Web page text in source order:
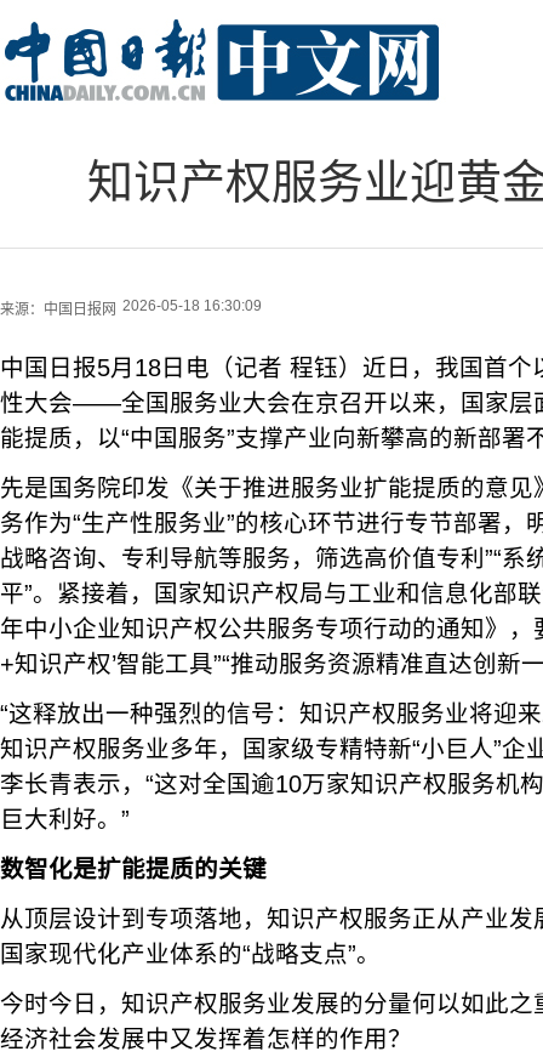
知识产权服务业迎黄
来源： 中国日报网 2026-05-18 16:30:09
中国日报5月18日电（记者 程钰）近日，我国首个
性大会——全国服务业大会在京召开以来，国家层
能提质，以“中国服务”支撑产业向新攀高的新部署
先是国务院印发《关于推进服务业扩能提质的意
务作为“生产性服务业”的核心环节进行专节部署，
战略咨询、专利导航等服务，筛选高价值专利”“系
平”。紧接着，国家知识产权局与工业和信息化部
年中小企业知识产权公共服务专项行动的通知》，
+知识产权’智能工具”“推动服务资源精准直达创新
“这释放出一种强烈的信号：知识产权服务业将迎
知识产权服务业多年，国家级专精特新“小巨人”企
李长青表示，“这对全国逾10万家知识产权服务机
巨大利好。”
数智化是扩能提质的关键
从顶层设计到专项落地，知识产权服务正从产业发
国家现代化产业体系的“战略支点”。
今时今日，知识产权服务业发展的分量何以如此
经济社会发展中又发挥着怎样的作用？